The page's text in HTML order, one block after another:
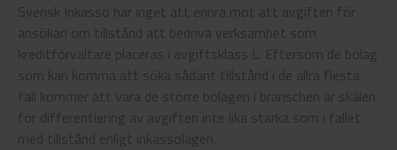
Svensk Inkasso har inget att erinra mot att avgiften för
ansökan om tillstånd att bedriva verksamhet som
kreditförvaltare placeras i avgiftsklass L. Eftersom de bolag
som kan komma att söka sådant tillstånd i de allra flesta
fall kommer att vara de större bolagen i branschen är skälen
för differentiering av avgiften inte lika starka som i fallet
med tillstånd enligt inkassolagen.